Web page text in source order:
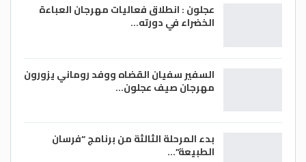
عجلون : انطلاق فعاليات مهرجان العباءة
الخضراء في دورته…
السفير سفيان القضاه ووفد روماني يزورون
مهرجان صيف عجلون…
بدء المرحلة الثالثة من برنامج “فرسان
الطبيعة”…